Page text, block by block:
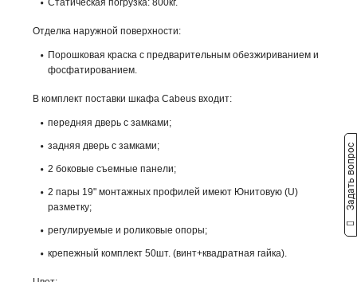
Статическая погрузка: 800кг.
Отделка наружной поверхности:
Порошковая краска с предварительным обезжириванием и
фосфатированием.
В комплект поставки шкафа Cabeus входит:
передняя дверь с замками;
задняя дверь с замками;
2 боковые съемные панели;
2 пары 19" монтажных профилей имеют Юнитовую (U)
разметку;
регулируемые и роликовые опоры;
крепежный комплект 50шт. (винт+квадратная гайка).
Задать вопрос